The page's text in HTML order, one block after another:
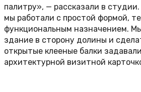
палитру», — рассказали в
мы работали с простой формой,
функциональным назначением.
здание в сторону долины и
открытые клееные балки
архитектурной визитной